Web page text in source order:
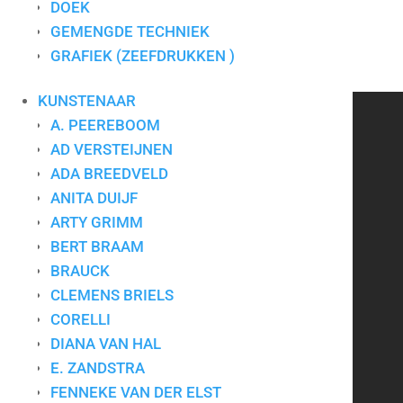
DOEK
GEMENGDE TECHNIEK
GRAFIEK (ZEEFDRUKKEN )
KUNSTENAAR
A. PEEREBOOM
AD VERSTEIJNEN
ADA BREEDVELD
ANITA DUIJF
ARTY GRIMM
BERT BRAAM
BRAUCK
CLEMENS BRIELS
CORELLI
DIANA VAN HAL
E. ZANDSTRA
FENNEKE VAN DER ELST
Type
Fotografie
Thema
Dieren
Formaat
120×120
CONTACT
Art for Company
+31-(0)13-5454656
+31-(0)6-24640033
info@artforcompany.nl
KvK: 18081401
BTW: NL001780285B65
Privacyverklaring|Algemene voorwaarden